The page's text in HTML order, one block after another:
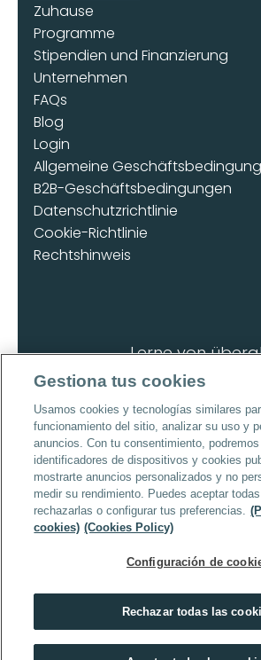
Zuhause
Programme
Stipendien und Finanzierung
Unternehmen
FAQs
Blog
Login
Allgemeine
B2B-Geschäftsbedingungen
Datenschutzrichtlinie
Cookie-Richtlinie
Rechtshinweis
Lerne von
Lade die App
Urheberrecht © 2026 |
vorbehalten
Gestiona tus cookies
Usamos cookies y tecnologías similares
funcionamiento del sitio, analizar su uso y
anuncios. Con tu consentimiento,
identificadores de dispositivos y cookies
mostrarte anuncios personalizados y no
medir su rendimiento. Puedes aceptar
rechazarlas o configurar tus preferencias.
cookies) (Cookies Policy)
Configuración de
Rechazar todas las